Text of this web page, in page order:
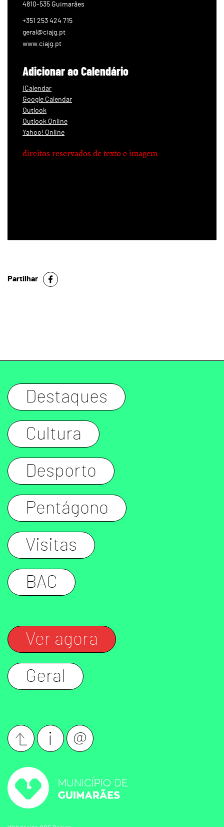
4810-535 Guimarães
+351 253 424 715
geral@ciajg.pt
www.ciajg.pt
Adicionar ao Calendário
ICalendar
Google Calendar
Outlook
Outlook Online
Yahoo! Online
direitos reservados de texto e imagem
Partilhar
Destaques
Cultura
Desporto
Pentágono
Visitas
BAC
Ver agora
Geral